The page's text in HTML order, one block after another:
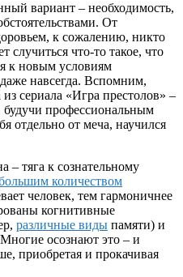
вариант – необходимость,
От
к сожалению, никто
случиться что-то такое, что
к новым условиям
навсегда. Вспомним,
сериала «Игра престолов» –
будучи профессиональным
отдельно от меча, научился
– тяга к сознательному
количеством
человек, тем гармоничнее
когнитивные
различные виды памяти) и
осознают это – и
приобретая и прокачивая